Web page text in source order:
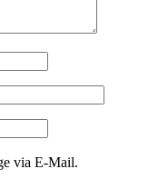
via E-Mail.